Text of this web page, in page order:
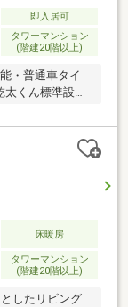
即入居可
タワーマンション
(階建20階以上)
・普通車タイ
太くん標準設
ーコーナ
・バルコニー面
床暖房
タワーマンション
(階建20階以上)
したリビング